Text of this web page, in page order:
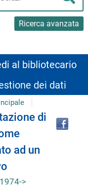
Ricerca avanzata
al bibliotecario
dei dati
di
ad un
>